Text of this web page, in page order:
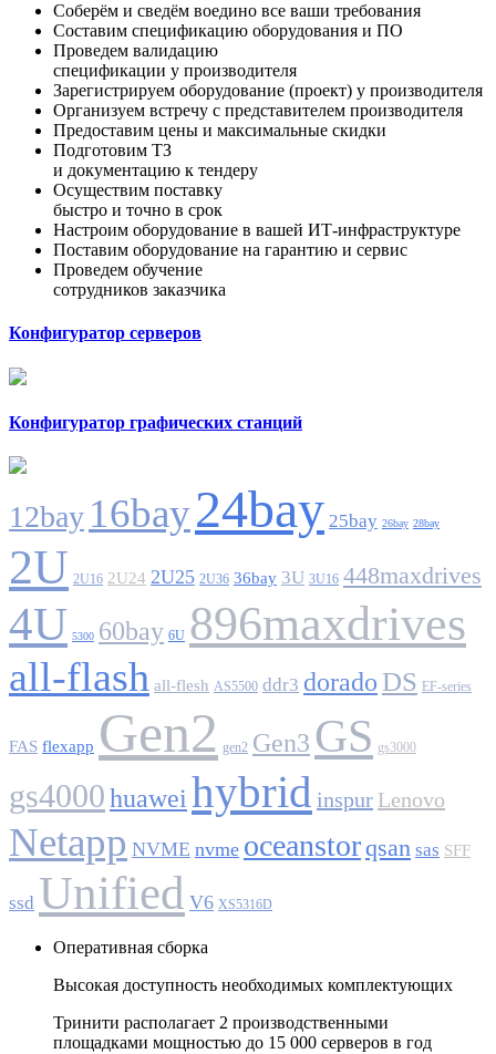
Соберём и сведём воедино все ваши требования
Составим спецификацию оборудования и ПО
Проведем валидацию
спецификации у производителя
Зарегистрируем оборудование (проект) у производителя
Организуем встречу с представителем производителя
Предоставим цены и максимальные скидки
Подготовим ТЗ
и документацию к тендеру
Осуществим поставку
быстро и точно в срок
Настроим оборудование в вашей ИТ-инфраструктуре
Поставим оборудование на гарантию и сервис
Проведем обучение
сотрудников заказчика
Конфигуратор серверов
Конфигуратор графических станций
12bay 16bay24bay 25bay 26bay 28bay
2U 2U16 2U24 2U25 2U36 36bay 3U 3U16 448maxdrives
4U 5300 60bay 6U 896maxdrives
all-flash all-flesh AS5500 ddr3 dorado DS EF-series
FAS flexapp Gen2 gen2 Gen3 GS gs3000
gs4000huawei hybrid inspur Lenovo
Netapp NVME nvme oceanstorqsan sas SFF
ssd Unified V6 XS5316D
Оперативная сборка
Высокая доступность необходимых комплектующих
Тринити располагает 2 производственными
площадками мощностью до 15 000 серверов в год